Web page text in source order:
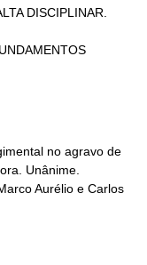
DISCIPLINAR.
no agravo de
Unânime.
Aurélio e Carlos